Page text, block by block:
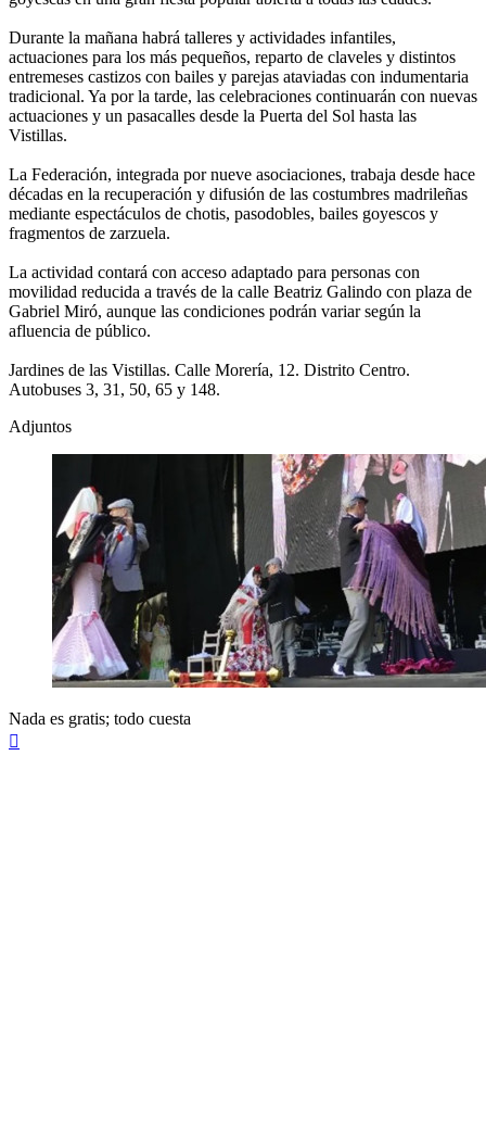
Durante la mañana habrá talleres y actividades infantiles,
actuaciones para los más pequeños, reparto de claveles y distintos
entremeses castizos con bailes y parejas ataviadas con indumentaria
tradicional. Ya por la tarde, las celebraciones continuarán con nuevas
actuaciones y un pasacalles desde la Puerta del Sol hasta las
Vistillas.
La Federación, integrada por nueve asociaciones, trabaja desde hace
décadas en la recuperación y difusión de las costumbres madrileñas
mediante espectáculos de chotis, pasodobles, bailes goyescos y
fragmentos de zarzuela.
La actividad contará con acceso adaptado para personas con
movilidad reducida a través de la calle Beatriz Galindo con plaza de
Gabriel Miró, aunque las condiciones podrán variar según la
afluencia de público.
Jardines de las Vistillas. Calle Morería, 12. Distrito Centro.
Autobuses 3, 31, 50, 65 y 148.
Adjuntos
Nada es gratis; todo cuesta